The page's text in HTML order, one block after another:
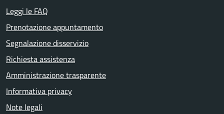
Leggi le FAQ
Prenotazione appuntamento
Segnalazione disservizio
Richiesta assistenza
Amministrazione trasparente
Informativa privacy
Note legali